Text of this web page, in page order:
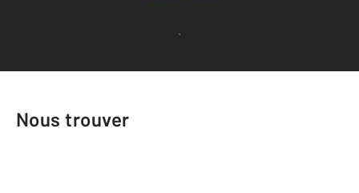
Voir tous les avis clients
Nous trouver